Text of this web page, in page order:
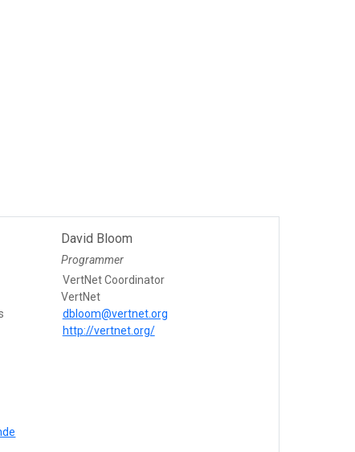
David Bloom
Programmer
VertNet Coordinator
VertNet
dbloom@vertnet.org
http://vertnet.org/